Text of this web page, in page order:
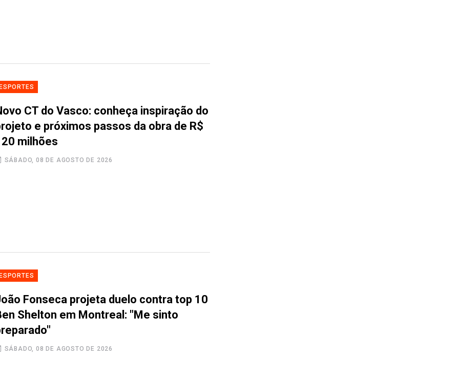
CT do Vasco: conheça inspiração do
e próximos passos da obra de R$
milhões
SÁBADO, 08 DE AGOSTO DE 2026
Fonseca projeta duelo contra top 10
Shelton em Montreal: "Me sinto
SÁBADO, 08 DE AGOSTO DE 2026